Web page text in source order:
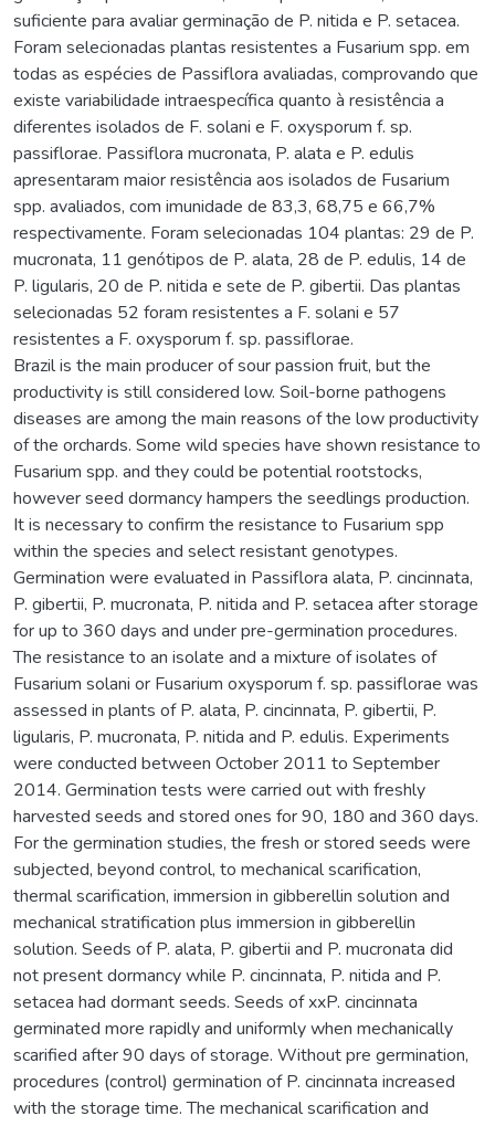
suficiente para avaliar germinação de P. nitida e P. setacea.
Foram selecionadas plantas resistentes a Fusarium spp. em
todas as espécies de Passiflora avaliadas, comprovando que
existe variabilidade intraespecífica quanto à resistência a
diferentes isolados de F. solani e F. oxysporum f. sp.
passiflorae. Passiflora mucronata, P. alata e P. edulis
apresentaram maior resistência aos isolados de Fusarium
spp. avaliados, com imunidade de 83,3, 68,75 e 66,7%
respectivamente. Foram selecionadas 104 plantas: 29 de P.
mucronata, 11 genótipos de P. alata, 28 de P. edulis, 14 de
P. ligularis, 20 de P. nitida e sete de P. gibertii. Das plantas
selecionadas 52 foram resistentes a F. solani e 57
resistentes a F. oxysporum f. sp. passiflorae.
Brazil is the main producer of sour passion fruit, but the
productivity is still considered low. Soil-borne pathogens
diseases are among the main reasons of the low productivity
of the orchards. Some wild species have shown resistance to
Fusarium spp. and they could be potential rootstocks,
however seed dormancy hampers the seedlings production.
It is necessary to confirm the resistance to Fusarium spp
within the species and select resistant genotypes.
Germination were evaluated in Passiflora alata, P. cincinnata,
P. gibertii, P. mucronata, P. nitida and P. setacea after storage
for up to 360 days and under pre-germination procedures.
The resistance to an isolate and a mixture of isolates of
Fusarium solani or Fusarium oxysporum f. sp. passiflorae was
assessed in plants of P. alata, P. cincinnata, P. gibertii, P.
ligularis, P. mucronata, P. nitida and P. edulis. Experiments
were conducted between October 2011 to September
2014. Germination tests were carried out with freshly
harvested seeds and stored ones for 90, 180 and 360 days.
For the germination studies, the fresh or stored seeds were
subjected, beyond control, to mechanical scarification,
thermal scarification, immersion in gibberellin solution and
mechanical stratification plus immersion in gibberellin
solution. Seeds of P. alata, P. gibertii and P. mucronata did
not present dormancy while P. cincinnata, P. nitida and P.
setacea had dormant seeds. Seeds of xxP. cincinnata
germinated more rapidly and uniformly when mechanically
scarified after 90 days of storage. Without pre germination,
procedures (control) germination of P. cincinnata increased
with the storage time. The mechanical scarification and